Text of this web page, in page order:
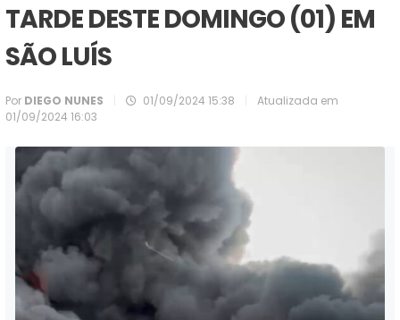
TARDE DESTE DOMINGO (01) EM
SÃO LUÍS
Por DIEGO NUNES 01/09/2024 15:38
Atualizada em
01/09/2024 16:03